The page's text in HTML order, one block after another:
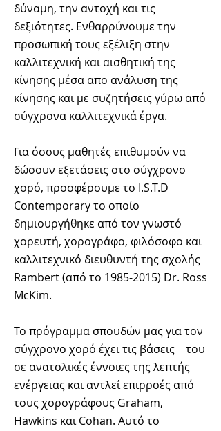
δύναμη, την αντοχή και τις
δεξιότητες. Ενθαρρύνουμε την
προσωπική τους εξέλιξη στην
καλλιτεχνική και αισθητική της
κίνησης μέσα απο ανάλυση της
κίνησης και με συζητήσεις γύρω από
σύγχρονα καλλιτεχνικά έργα.
Για όσους μαθητές επιθυμούν να
δώσουν εξετάσεις στο σύγχρονο
χορό, προσφέρουμε το I.S.T.D
Contemporary το οποίο
δημιουργήθηκε από τον γνωστό
χορευτή, χορογράφο, φιλόσοφο και
καλλιτεχνικό διευθυντή της σχολής
Rambert (από το 1985-2015) Dr. Ross
McKim.
Το πρόγραμμα σπουδών μας για τον
σύγχρονο χορό έχει τις βάσεις του
σε ανατολικές έννοιες της λεπτής
ενέργειας και αντλεί επιρροές από
τους χορογράφους Graham,
Hawkins και Cohan. Αυτό το